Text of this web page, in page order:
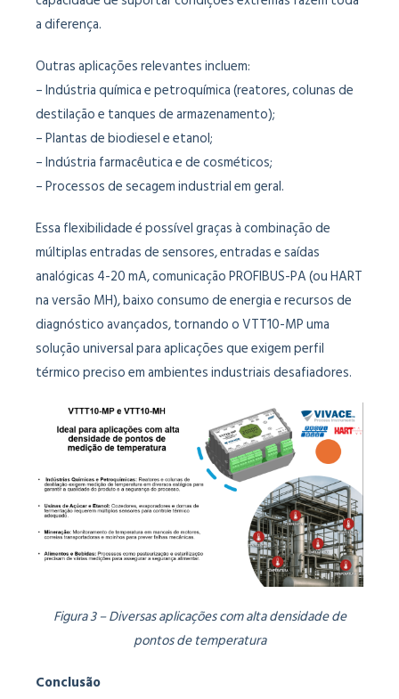
a diferença.
Outras aplicações relevantes incluem:
– Indústria química e petroquímica (reatores, colunas de
destilação e tanques de armazenamento);
– Plantas de biodiesel e etanol;
– Indústria farmacêutica e de cosméticos;
– Processos de secagem industrial em geral.
Essa flexibilidade é possível graças à combinação de
múltiplas entradas de sensores, entradas e saídas
analógicas 4-20 mA, comunicação PROFIBUS-PA (ou HART
na versão MH), baixo consumo de energia e recursos de
diagnóstico avançados, tornando o VTT10-MP uma
solução universal para aplicações que exigem perfil
térmico preciso em ambientes industriais desafiadores.
Figura 3 – Diversas aplicações com alta densidade de
pontos de temperatura
Conclusão